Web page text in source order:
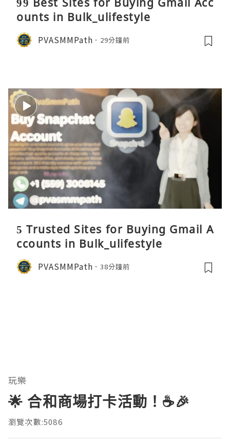
ounts in Bulk_ulifestyle
PVASMMPath 29分鐘前
5 Trusted Sites for Buying Gmail A
ccounts in Bulk_ulifestyle
PVASMMPath 38分鐘前
玩樂
🌟 合和商場打卡活動！☕️🎉
瀏覽次數:5086